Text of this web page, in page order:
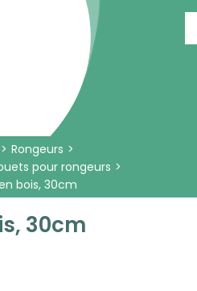
Rongeurs
pour rongeurs
bois, 30cm
30cm